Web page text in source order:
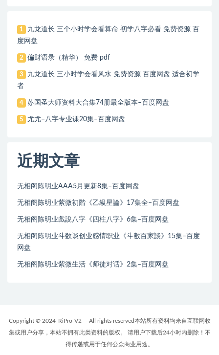
1
九龙道长 三个小时学会看算命 初学八字必看 免费资源 百
度网盘
2 偏财语录（精华） 免费 pdf
3
九龙道长 三小时学会看风水 免费资源 百度网盘 适合初学
者
4 苏国圣大师资料大合集74册最全版本–百度网盘
5 尤尤–八字专业课20集–百度网盘
近期文章
无相阁陈明业AAA5月更新8集–百度网盘
无相阁陈明业紫微初階《乙級星論》17集全–百度网盘
无相阁陈明业戲說八字《四柱八字》6集–百度网盘
无相阁陈明业斗数谈创业感情职业《斗數百家談》15集–百度
网盘
无相阁陈明业紫微生活《师徒对话》2集–百度网盘
Copyright © 2024 RiPro-V2
- All rights reserved本站所有资料均来自互联网收
集或用户分享，本站不拥有此类资料的版权。 请用户下载后24小时内删除！不
得传递或用于任何公众商业用途。